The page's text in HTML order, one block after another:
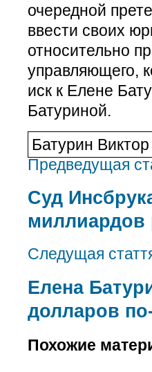
очередной
ввести своих
относительно
управляющего,
иск к Елене
Батуриной.
Батурин Виктор
Предведущая
Суд
миллиардов
Следущая
Елена
долларов
Похожие